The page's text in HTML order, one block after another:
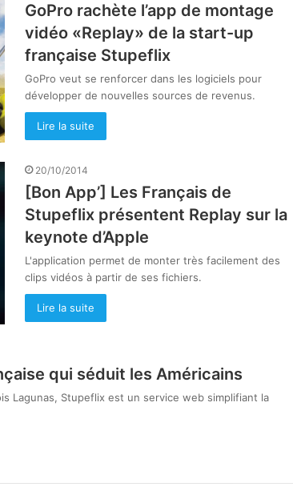
GoPro rachète l’app de montage
vidéo «Replay» de la start-up
française Stupeflix
GoPro veut se renforcer dans les logiciels pour
développer de nouvelles sources de revenus.
Lire la suite
20/10/2014
[Bon App’] Les Français de
Stupeflix présentent Replay sur la
keynote d’Apple
L'application permet de monter très facilement des
clips vidéos à partir de ses fichiers.
Lire la suite
qui séduit les Américains
Lagunas, Stupeflix est un service web simplifiant la